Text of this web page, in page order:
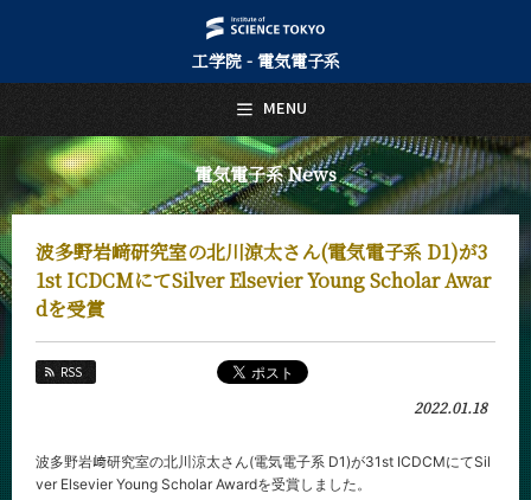
工学院 - 電気電子系
電気電子系 News
波多野岩﨑研究室の北川涼太さん(電気電子系 D1)が3
1st ICDCMにてSilver Elsevier Young Scholar Awar
dを受賞
RSS
2022.01.18
波多野岩﨑研究室の北川涼太さん(電気電子系 D1)が31st ICDCMにてSil
ver Elsevier Young Scholar Awardを受賞しました。
MENU
日本語 English
トップページ
Top Page
電気電子系について
About Us
教育
Education
入学案内
Admissions